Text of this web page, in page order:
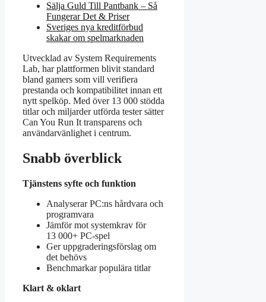
Sälja Guld Till Pantbank – Så
Fungerar Det & Priser
Sveriges nya kreditförbud
skakar om spelmarknaden
Utvecklad av System Requirements
Lab, har plattformen blivit standard
bland gamers som vill verifiera
prestanda och kompatibilitet innan ett
nytt spelköp. Med över 13 000 stödda
titlar och miljarder utförda tester sätter
Can You Run It transparens och
användarvänlighet i centrum.
Snabb överblick
Tjänstens syfte och funktion
Analyserar PC:ns hårdvara och
programvara
Jämför mot systemkrav för
13 000+ PC-spel
Ger uppgraderingsförslag om
det behövs
Benchmarkar populära titlar
Klart & oklart